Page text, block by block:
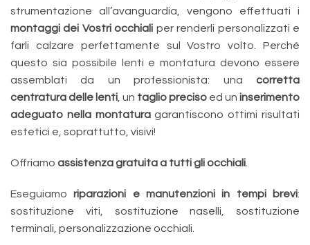
Contatti
strumentazione all’avanguardia, vengono effettuati i
montaggi dei Vostri occhiali per renderli personalizzati e
farli calzare perfettamente sul Vostro volto. Perché
questo sia possibile lenti e montatura devono essere
assemblati da un professionista: una corretta
centratura delle lenti , un taglio preciso ed un inserimento
adeguato nella montaturagarantiscono ottimi risultati
estetici e, soprattutto, visivi!
Offriamo assistenza gratuita a tutti gli occhiali
Eseguiamo riparazioni e manutenzioni in tempi brevi:
sostituzione viti, sostituzione naselli, sostituzione
terminali, personalizzazione occhiali.